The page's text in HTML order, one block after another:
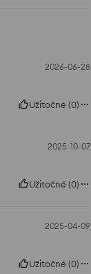
2026-06-28
Užitočné (0)
2025-10-07
Užitočné (0)
2025-04-09
Užitočné (0)